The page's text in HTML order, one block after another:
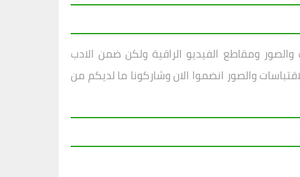
والصور ومقاطع الفيديو الراقية ولكن ضمن الادب
والصور انضموا الان وشاركونا ما لديكم من